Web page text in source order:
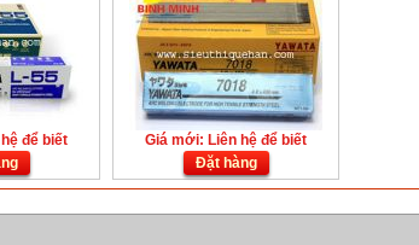
để biết
Giá mới: Liên hệ để biết
Đặt hàng